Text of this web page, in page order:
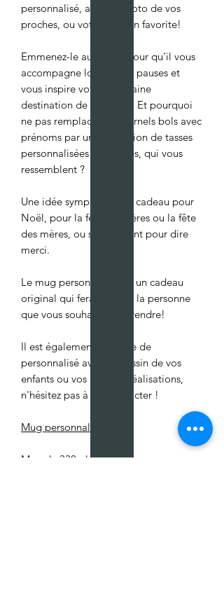
personnalisé, avec la photo de vos
proches, ou votre citation favorite!
Emmenez-le au travail pour qu’il vous
accompagne lors de vos pauses et
vous inspire votre prochaine
destination de vacances. Et pourquoi
ne pas remplacer les éternels bols avec
prénoms par une collection de tasses
personnalisées tendances, qui vous
ressemblent ?
Une idée sympa comme cadeau pour
Noël, pour la fête des pères ou la fête
des mères, ou simplement pour dire
merci.
Le mug personnalisé est un cadeau
original qui fera plaisir à la personne
que vous souhaitez surprendre!
Il est également possible de
personnalisé avec un dessin de vos
enfants ou vos propres réalisations,
n'hésitez pas à me contacter !
Mug personnalisé
Mug de 330ml